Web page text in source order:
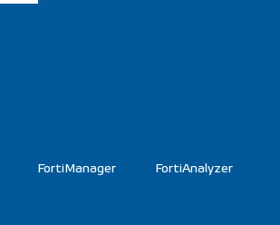
FortiManager FortiAnalyzer